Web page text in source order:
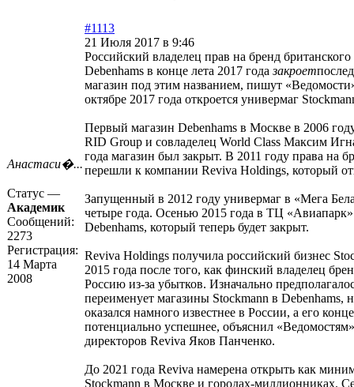
Анастаси�...
Статус —
Академик
Сообщений:
2273
Регистрация:
14 Марта
2008
#1113
21 Июля 2017 в 9:46
Российский владелец прав на бренд британского
Debenhams в конце лета 2017 годазакроет
магазин под этим названием, пишут
октябре 2017 года откроется универмаг
Первый магазин Debenhams в Москве в 2006
RID Group и совладелец World Class Максим
года магазин был закрыт. В 2011 году права на
перешли к компании Reviva Holdings, который
Запущенный в 2012 году универмаг в «Мега
четыре года. Осенью 2015 года в ТЦ
Debenhams, который теперь будет закрыт.
Reviva Holdings получила российский бизнес
2015 года после того, как финский владелец
Россию из-за убытков. Изначально
переименует магазины Stockmann в Debenhams,
оказался намного известнее в России, а его
потенциально успешнее, объяснил «Ведомостям»
директоров Reviva Яков Панченко.
До 2021 года Reviva намерена открыть как
Stockmann в Москве и городах-миллионниках.